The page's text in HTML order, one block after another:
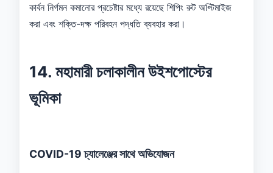
কার্বন নির্গমন কমানোর প্রচেষ্টার মধ্যে রয়েছে শিপিং রুট অপ্টিমাইজ
করা এবং শক্তি-দক্ষ পরিবহন পদ্ধতি ব্যবহার করা।
14. মহামারী চলাকালীন উইশপোস্টের
ভূমিকা
COVID-19 চ্যালেঞ্জের সাথে অভিযোজন